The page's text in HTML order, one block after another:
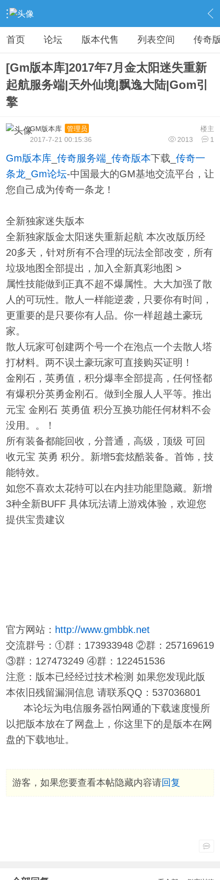
› 传奇私服专区 › 传奇商业版本免费下载 › 内容
首页 论坛 版本代售 列表空间 传奇
[Gm版本库]2017年7月金太阳迷失重新
起航服务端|天外仙境|飘逸大陆|Gom引
擎
楼主
GM版本库
管理员
2013
1
2017-7-21 00:15:36
Gm版本库_ 传奇服务端 传奇版本下载_ 传奇一
条龙_ Gm论坛-中国最大的GM基地交流平台，让
您自己成为传奇一条龙！
全新独家迷失版本
全新独家版金太阳迷失重新起航 本次改版历经
20多天，针对所有不合理的玩法全部改变，所有
垃圾地图全部提出，加入全新真彩地图 >
属性技能做到正真不超不爆属性。大大加强了散
人的可玩性。散人一样能逆袭，只要你有时间，
更重要的是只要你有人品。你一样超越土豪玩
家。
散人玩家可创建两个号一个在泡点一个去散人塔
打材料。两不误土豪玩家可直接购买证明！
金刚石，英勇值，积分爆率全部提高，任何怪都
有爆积分英勇金刚石。做到全服人人平等。推出
元宝 金刚石 英勇值 积分互换功能任何材料不会
没用。。！
所有装备都能回收，分普通，高级，顶级 可回
收元宝 英勇 积分。新增5套炫酷装备。首饰，技
能特效。
如您不喜欢太花特可以在内挂功能里隐藏。新增
3种全新BUFF 具体玩法请上游戏体验，欢迎您
提供宝贵建议
官方网站： http://www.gmbbk.net
交流群号：①群：173933948 ②群：257169619
③群：127473249 ④群：122451536
注意：版本已经经过技术检测 如果您发现此版
本依旧残留漏洞信息 请联系QQ：537036801
本论坛为电信服务器怕网通的下载速度慢所
以把版本放在了网盘上，你这里下的是版本在网
盘的下载地址。
游客，如果您要查看本帖隐藏内容请回复